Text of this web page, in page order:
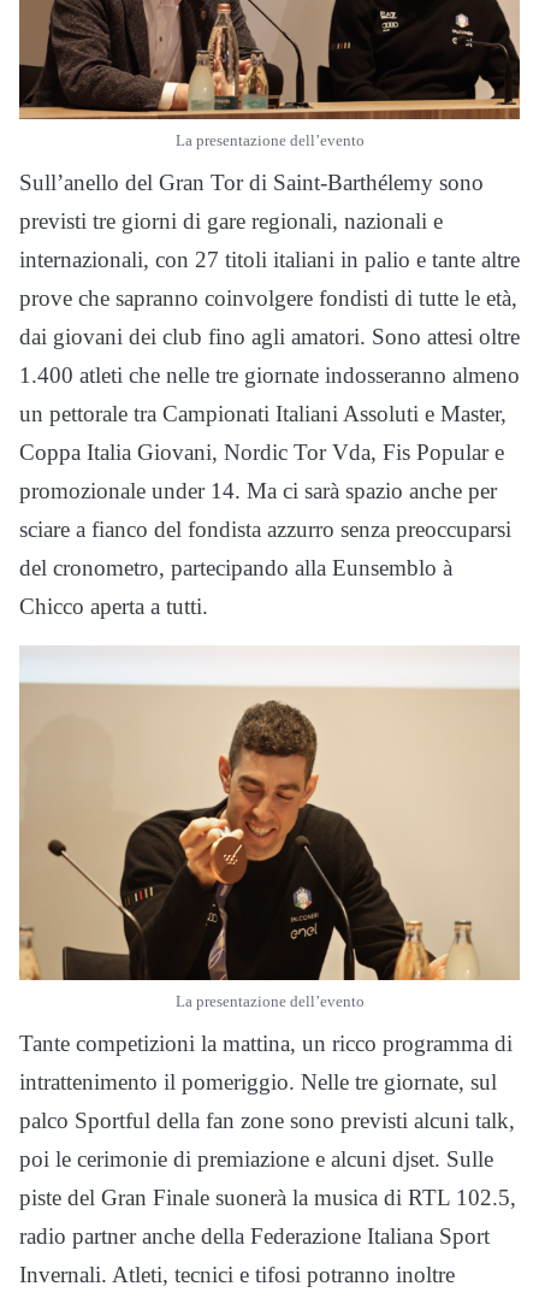
La presentazione dell’evento
Sull’anello del Gran Tor di Saint-Barthélemy sono
previsti tre giorni di gare regionali, nazionali e
internazionali, con 27 titoli italiani in palio e tante altre
prove che sapranno coinvolgere fondisti di tutte le età,
dai giovani dei club fino agli amatori. Sono attesi oltre
1.400 atleti che nelle tre giornate indosseranno almeno
un pettorale tra Campionati Italiani Assoluti e Master,
Coppa Italia Giovani, Nordic Tor Vda, Fis Popular e
promozionale under 14. Ma ci sarà spazio anche per
sciare a fianco del fondista azzurro senza preoccuparsi
del cronometro, partecipando alla Eunsemblo à
Chicco aperta a tutti.
La presentazione dell’evento
Tante competizioni la mattina, un ricco programma di
intrattenimento il pomeriggio. Nelle tre giornate, sul
palco Sportful della fan zone sono previsti alcuni talk,
poi le cerimonie di premiazione e alcuni djset. Sulle
piste del Gran Finale suonerà la musica di RTL 102.5,
radio partner anche della Federazione Italiana Sport
Invernali. Atleti, tecnici e tifosi potranno inoltre